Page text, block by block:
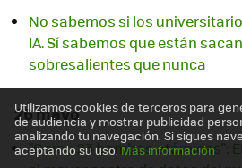
No sabemos si los
IA. Sí sabemos que están
sobresalientes que nunca
26 mayo
"Como 23 bombas atómicas":
Utilizamos cookies de terceros para
de audiencia y mostrar publicidad
analizando tu navegación. Si sigues
aceptando su uso.Más información